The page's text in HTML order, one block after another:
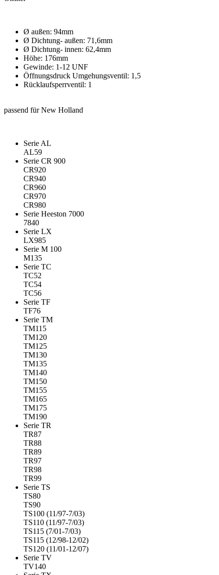
Ø außen: 94mm
Ø Dichtung- außen: 71,6mm
Ø Dichtung- innen: 62,4mm
Höhe: 176mm
Gewinde: 1-12 UNF
Öffnungsdruck Umgehungsventil: 1,5
Rücklaufsperrventil: 1
passend für New Holland
Serie AL
AL59
Serie CR 900
CR920
CR940
CR960
CR970
CR980
Serie Heeston 7000
7840
Serie LX
LX985
Serie M 100
M135
Serie TC
TC52
TC54
TC56
Serie TF
TF76
Serie TM
TM115
TM120
TM125
TM130
TM135
TM140
TM150
TM155
TM165
TM175
TM190
Serie TR
TR87
TR88
TR89
TR97
TR98
TR99
Serie TS
TS80
TS90
TS100 (11/97-7/03)
TS110 (11/97-7/03)
TS115 (7/01-7/03)
TS115 (12/98-12/02)
TS120 (11/01-12/07)
Serie TV
TV140